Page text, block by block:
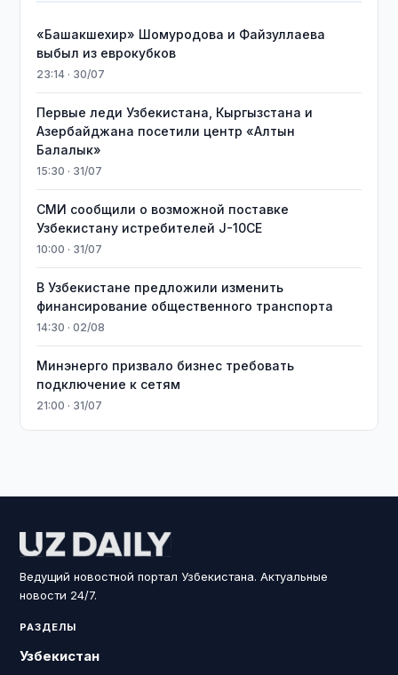
«Башакшехир» Шомуродова и Файзуллаева
выбыл из еврокубков
23:14 · 30/07
Первые леди Узбекистана, Кыргызстана и
Азербайджана посетили центр «Алтын
Балалык»
15:30 · 31/07
СМИ сообщили о возможной поставке
Узбекистану истребителей J-10CE
10:00 · 31/07
В Узбекистане предложили изменить
финансирование общественного транспорта
14:30 · 02/08
Минэнерго призвало бизнес требовать
подключение к сетям
21:00 · 31/07
Ведущий новостной портал Узбекистана. Актуальные
новости 24/7.
РАЗДЕЛЫ
Узбекистан